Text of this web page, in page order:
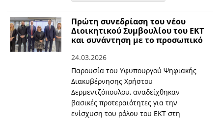
Πρώτη συνεδρίαση του νέου
Διοικητικού Συμβουλίου του ΕΚΤ
και συνάντηση με το προσωπικό
24.03.2026
Παρουσία του Υφυπουργού Ψηφιακής
Διακυβέρνησης Χρήστου
Δερμεντζόπουλου, αναδείχθηκαν
βασικές προτεραιότητες για την
ενίσχυση του ρόλου του ΕΚΤ στη